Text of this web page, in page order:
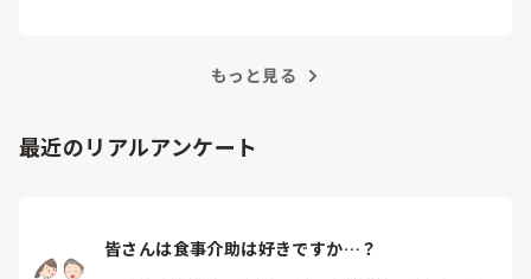
もっと見る
最近のリアルアンケート
皆さんは食事介助は好きですか…？